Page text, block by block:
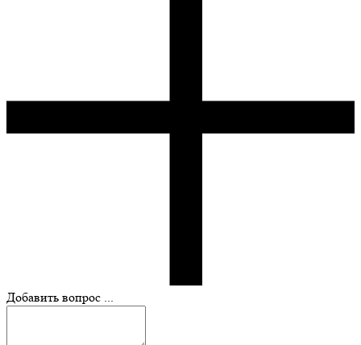
Добавить вопрос ...